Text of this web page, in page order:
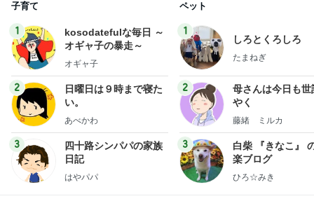
子育て
1
kosodatefulな毎日 ～
オギャ子の暴走～
オギャ子
2
日曜日は９時まで寝た
い。
あべかわ
3
四十路シンパパの家族
日記
はやパパ
ペット
1
しろとくろしろ
たまねぎ
2
母さんは今日も世
やく
藤緒 ミルカ
3
白柴 『きなこ』
楽ブログ
ひろ☆みき